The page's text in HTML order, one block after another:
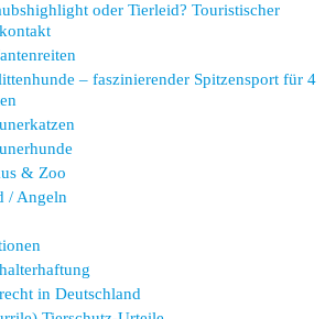
oder Tierleid? Touristischer
– faszinierender Spitzensport für 4
& Zoo
/ Angeln
in Deutschland